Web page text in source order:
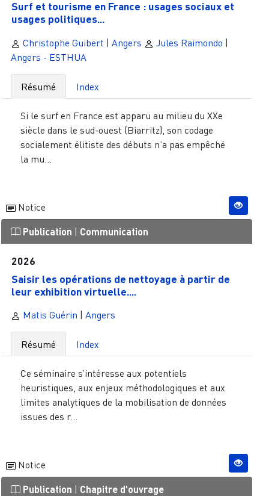
Surf et tourisme en France : usages sociaux et
usages politiques...
Christophe Guibert Angers Jules Raimondo
Angers - ESTHUA
Résumé Index
Si le surf en France est apparu au milieu du XXe
siècle dans le sud-ouest (Biarritz), son codage
socialement élitiste des débuts n’a pas empêché
la mu...
Notice
Publication Communication
2026
Saisir les opérations de nettoyage à partir de
leur exhibition virtuelle....
Matis Guérin Angers
Résumé Index
Ce séminaire s’intéresse aux potentiels
heuristiques, aux enjeux méthodologiques et aux
limites analytiques de la mobilisation de données
issues des r...
Notice
Publication Chapitre d'ouvrage